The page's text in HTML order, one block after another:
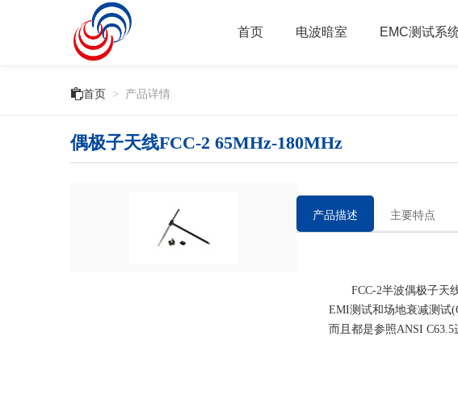
首页 电波暗室 EMC测试系
首页 > 产品详情
偶极子天线FCC-2 65MHz-180MHz
产品描述 主要特点
FCC-2半波偶极子天线
EMI测试和场地衰减测试
而且都是参照ANSI C63.5